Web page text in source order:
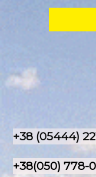
+38 (05444)
+38(050) 778-